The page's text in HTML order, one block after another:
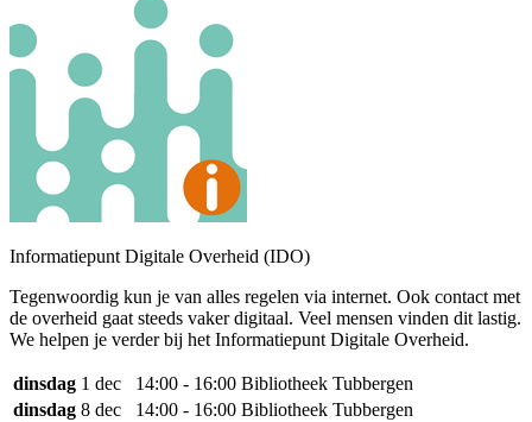
Informatiepunt Digitale Overheid (IDO)
Tegenwoordig kun je van alles regelen via internet. Ook contact met
de overheid gaat steeds vaker digitaal. Veel mensen vinden dit lastig.
We helpen je verder bij het Informatiepunt Digitale Overheid.
dinsdag 1 dec 14:00 - 16:00 Bibliotheek Tubbergen
dinsdag 8 dec 14:00 - 16:00 Bibliotheek Tubbergen